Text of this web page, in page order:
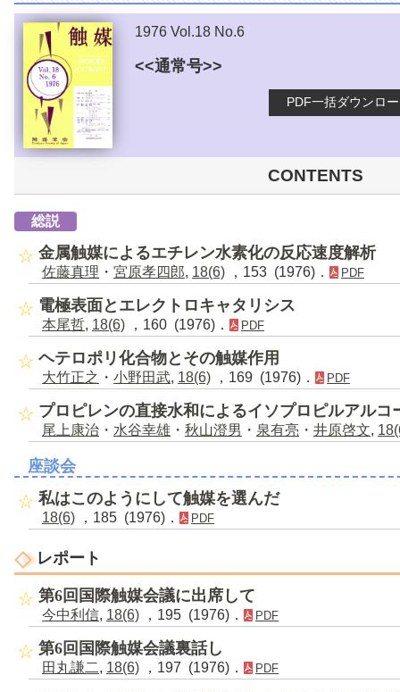
1976 Vol.18 No.6
<<通常号>>
PDF一括ダウンロ
CONTENTS
総説
金属触媒によるエチレン水素化の反応速度解析
佐藤真理 ・ 宮原孝四郎, 18(6) ，153 (1976)． PDF
電極表面とエレクトロキャタリシス
本尾哲, 18(6) ，160 (1976)． PDF
ヘテロポリ化合物とその触媒作用
大竹正之 ・ 小野田武, 18(6) ，169 (1976)． PDF
プロピレンの直接水和によるイソプロピルアルコ
尾上康治 ・ 水谷幸雄 ・ 秋山澄男 ・ 泉有亮 ・ 井原啓文,
座談会
私はこのようにして触媒を選んだ
18(6) ，185 (1976)． PDF
レポート
第6回国際触媒会議に出席して
今中利信, 18(6) ，195 (1976)． PDF
第6回国際触媒会議裏話し
田丸謙二, 18(6) ，197 (1976)． PDF